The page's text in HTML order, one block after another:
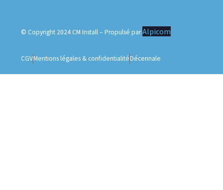
© Copyright 2024 CM Install – Propulsé parAlpicom
CGVMentions légales & confidentialitéDécennale